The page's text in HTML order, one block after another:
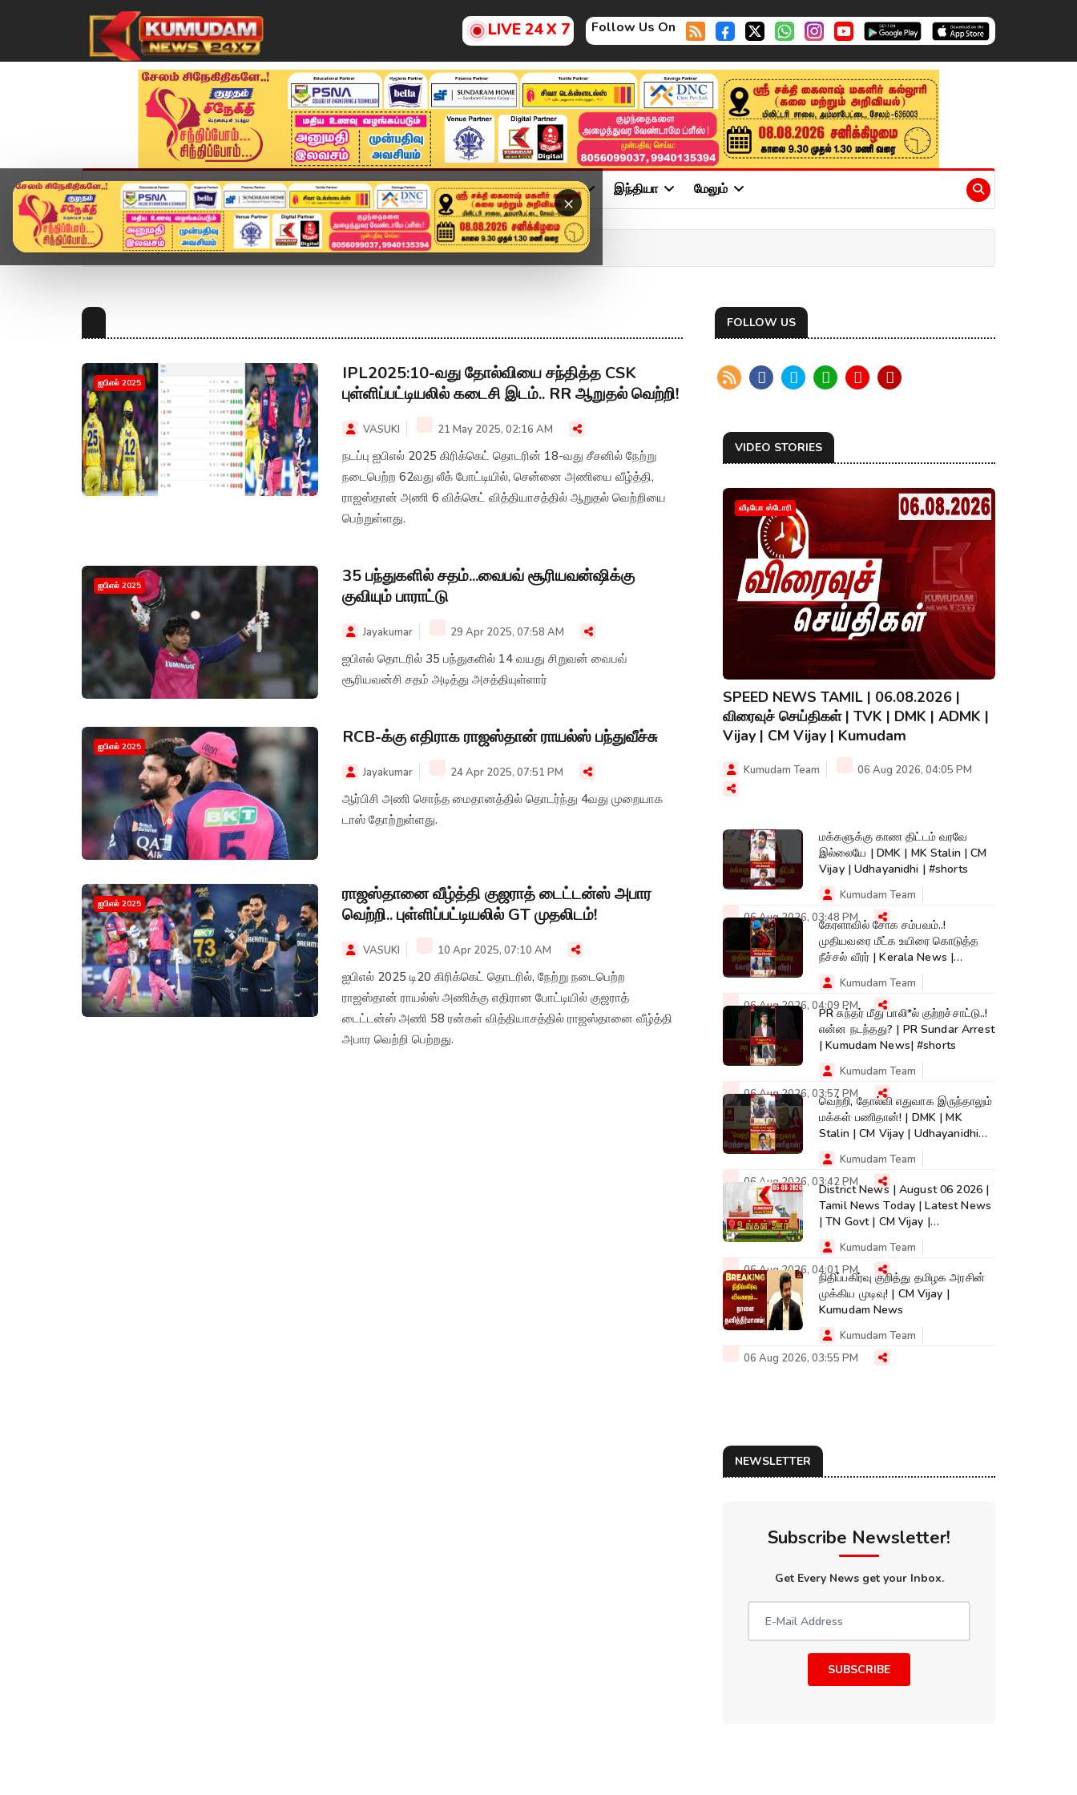
LIVE 24 X 7 Follow Us On
×
முகப்பு விளையாட்டு அண்மை தமிழ்நாடு சினிமா அரசியல் விளையாட்டு இந்தியா மேலும்
Home Topics
ஐபிஎல் 2025
IPL2025:10-வது தோல்வியை சந்தித்த CSK
புள்ளிப்பட்டியலில் கடைசி இடம்.. RR ஆறுதல் வெற்றி!
VASUKI 21 May 2025, 02:16 AM
நடப்பு ஐபிஎல் 2025 கிரிக்கெட் தொடரின் 18-வது சீசனில் நேற்று
நடைபெற்ற 62வது லீக் போட்டியில், சென்னை அணியை வீழ்த்தி,
ராஜஸ்தான் அணி 6 விக்கெட் வித்தியாசத்தில் ஆறுதல் வெற்றியை
பெற்றுள்ளது.
ஐபிஎல் 2025
35 பந்துகளில் சதம்...வைபவ் சூரியவன்ஷிக்கு
குவியும் பாராட்டு
Jayakumar 29 Apr 2025, 07:58 AM
ஐபிஎல் தொடரில் 35 பந்துகளில் 14 வயது சிறுவன் வைபவ்
சூரியவன்சி சதம் அடித்து அசத்தியுள்ளார்
ஐபிஎல் 2025 RCB-க்கு எதிராக ராஜஸ்தான் ராயல்ஸ் பந்துவீச்சு
Jayakumar 24 Apr 2025, 07:51 PM
ஆர்பிசி அணி சொந்த மைதானத்தில் தொடர்ந்து 4வது முறையாக
டாஸ் தோற்றுள்ளது.
ஐபிஎல் 2025
ராஜஸ்தானை வீழ்த்தி குஜராத் டைட்டன்ஸ் அபார
வெற்றி.. புள்ளிப்பட்டியலில் GT முதலிடம்!
VASUKI 10 Apr 2025, 07:10 AM
ஐபிஎல் 2025 டி20 கிரிக்கெட் தொடரில், நேற்று நடைபெற்ற
ராஜஸ்தான் ராயல்ஸ் அணிக்கு எதிரான போட்டியில் குஜராத்
டைட்டன்ஸ் அணி 58 ரன்கள் வித்தியாசத்தில் ராஜஸ்தானை வீழ்த்தி
அபார வெற்றி பெற்றது.
FOLLOW US
VIDEO STORIES
வீடியோ ஸ்டோரி
SPEED NEWS TAMIL | 06.08.2026 |
விரைவுச் செய்திகள் | TVK | DMK | ADMK |
Vijay | CM Vijay | Kumudam
Kumudam Team 06 Aug 2026, 04:05 PM
மக்களுக்கு காண திட்டம் வரவே
இல்லையே | DMK | MK Stalin | CM
Vijay | Udhayanidhi | #shorts
Kumudam Team
06 Aug 2026, 03:48 PMகேரளாவில் சோக சம்பவம்..!
முதியவரை மீட்க உயிரை கொடுத்த
நீச்சல் வீரர் | Kerala News |
#shorts
Kumudam Team
06 Aug 2026, 04:09 PMPR சுந்தர் மீது பாலி*ல் குற்றச்சாட்டு..!
என்ன நடந்தது? | PR Sundar Arrest
| Kumudam News| #shorts
Kumudam Team
06 Aug 2026, 03:57 PMவெற்றி, தோல்வி எதுவாக இருந்தாலும்
மக்கள் பணிதான்! | DMK | MK
Stalin | CM Vijay | Udhayanidhi
#shorts
Kumudam Team
06 Aug 2026, 03:42 PMDistrict News | August 06 2026 |
Tamil News Today | Latest News
| TN Govt | CM Vijay |
TVK|Tamilnadu
Kumudam Team
06 Aug 2026, 04:01 PMநிதிப்பகிர்வு குறித்து தமிழக அரசின்
முக்கிய முடிவு! | CM Vijay |
Kumudam News
Kumudam Team
06 Aug 2026, 03:55 PM
NEWSLETTER
Subscribe Newsletter!
Get Every News get your Inbox.
SUBSCRIBE